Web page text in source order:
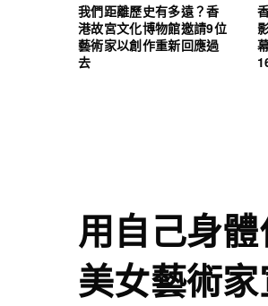
我們距離歷史有多遠？香
港故宮文化博物館邀請9位
藝術家以創作重新回應過
去
用自己身
美女藝術